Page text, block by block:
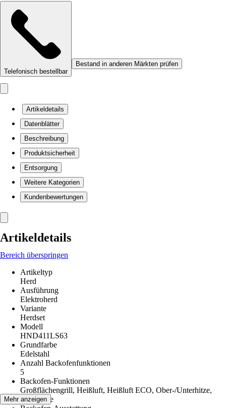
Telefonisch bestellbar
Bestand in anderen Märkten prüfen
Artikeldetails
Datenblätter
Beschreibung
Produktsicherheit
Entsorgung
Weitere Kategorien
Kundenbewertungen
Artikeldetails
Bereich überspringen
Artikeltyp
Herd
Ausführung
Elektroherd
Variante
Herdset
Modell
HND411LS63
Grundfarbe
Edelstahl
Anzahl Backofenfunktionen
5
Backofen-Funktionen
Großflächengrill, Heißluft, Heißluft ECO, Ober-/Unterhitze,
Unterhitze
Mehr anzeigen